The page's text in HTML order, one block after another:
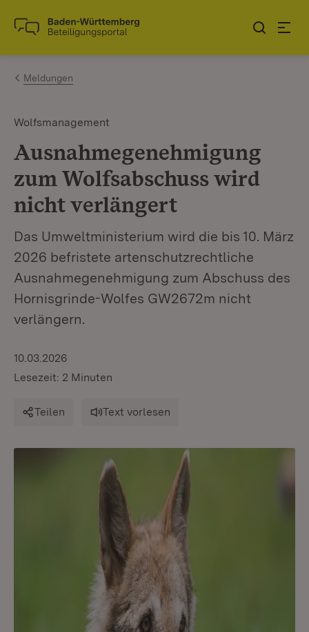
Zum Inhalt springen
Link zur Startseite
Meldungen
Wolfsmanagement
Ausnahmegenehmigung
zum Wolfsabschuss wird
nicht verlängert
Das Umweltministerium wird die bis 10. März
2026 befristete artenschutzrechtliche
Ausnahmegenehmigung zum Abschuss des
Hornisgrinde-Wolfes GW2672m nicht
verlängern.
10.03.2026
Lesezeit: 2 Minuten
Teilen Text vorlesen